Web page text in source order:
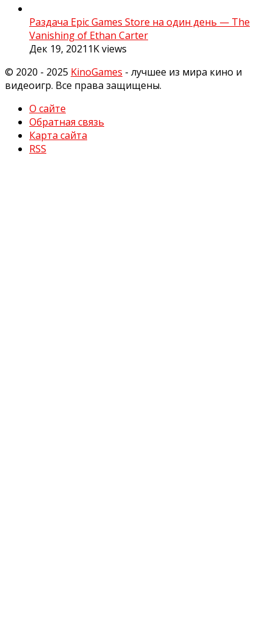
Раздача Epic Games Store на один день — The
Vanishing of Ethan Carter
Дек 19, 2021 1Kviews
© 2020 - 2025 KinoGames - лучшее из мира кино и
видеоигр. Все права защищены.
О сайте
Обратная связь
Карта сайта
RSS